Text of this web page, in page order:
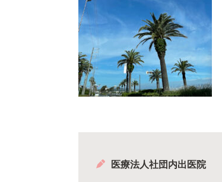
医療法人社団内出医院